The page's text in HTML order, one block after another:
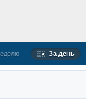
За день